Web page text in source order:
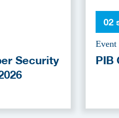
Security
02
Event
PIB